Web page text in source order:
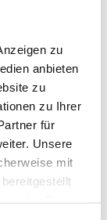
zu
anbieten
zu
zu Ihrer
für
Unsere
mit
große
auf beiden
zu
in Gentbrugge
sein, die
anbieten.
pro Tag
eine